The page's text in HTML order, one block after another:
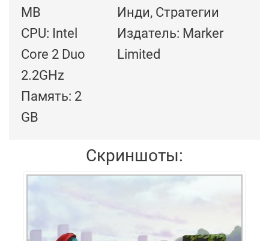
MB
CPU: Intel
Core 2 Duo
2.2GHz
Память: 2
GB
Инди, Стратегии
Издатель: Marker
Limited
Скриншоты: